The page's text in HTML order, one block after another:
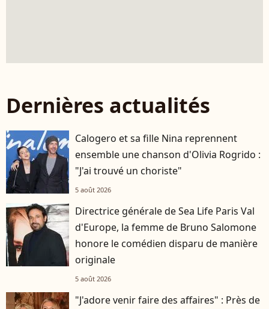
Dernières actualités
Calogero et sa fille Nina reprennent
ensemble une chanson d'Olivia Rogrido :
"J'ai trouvé un choriste"
5 août 2026
Directrice générale de Sea Life Paris Val
d'Europe, la femme de Bruno Salomone
honore le comédien disparu de manière
originale
5 août 2026
"J'adore venir faire des affaires" : Près de